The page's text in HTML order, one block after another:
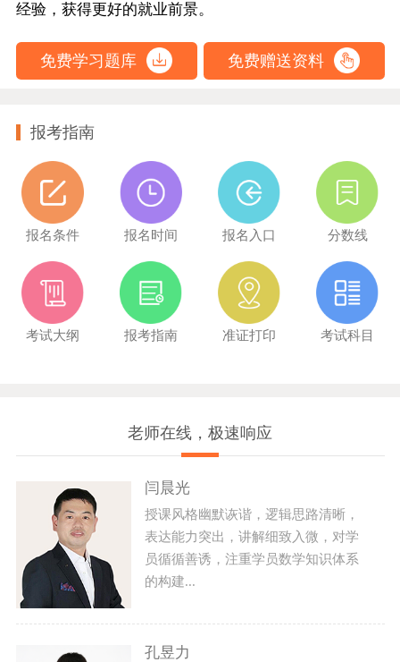
经验，获得更好的就业前景。
免费学习题库 免费赠送资料
报考指南
报名条件 报名时间 报名入口 分数线
考试大纲 报考指南 准证打印 考试科目
老师在线，极速响应
闫晨光
授课风格幽默诙谐，逻辑思路清晰，
表达能力突出，讲解细致入微，对学
员循循善诱，注重学员数学知识体系
的构建...
孔昱力